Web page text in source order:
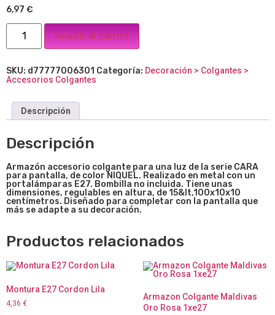
6,97 €
Añadir al carrito
SKU: d77777006301 Categoría: Decoración > Colgantes >
Accesorios Colgantes
Descripción
Descripción
Armazón accesorio colgante para una luz de la serie CARA
para pantalla, de color NIQUEL. Realizado en metal con un
portalámparas E27. Bombilla no incluida. Tiene unas
dimensiones, regulables en altura, de 15&lt,100x10x10
centímetros. Diseñado para completar con la pantalla que
más se adapte a su decoración.
Productos relacionados
Montura E27 Cordon Lila
4,36 €
Armazon Colgante Maldivas
Oro Rosa 1xe27